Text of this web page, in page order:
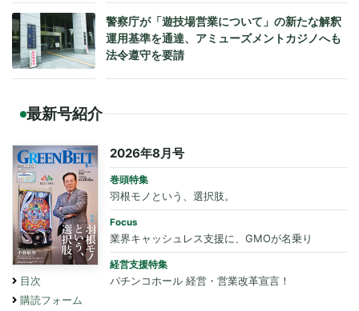
警察庁が「遊技場営業について」の新たな解釈
運用基準を通達、アミューズメントカジノへも
法令遵守を要請
最新号紹介
目次
購読フォーム
2026年8月号
巻頭特集
羽根モノという、選択肢。
Focus
業界キャッシュレス支援に、GMOが名乗り
経営支援特集
パチンコホール 経営・営業改革宣言！